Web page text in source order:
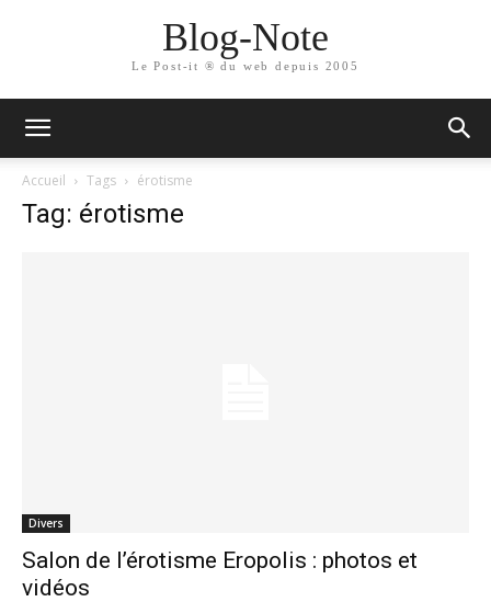
Blog-Note
Le Post-it ® du web depuis 2005
Accueil Tags érotisme
Tag: érotisme
Divers
Salon de l’érotisme Eropolis : photos et
vidéos